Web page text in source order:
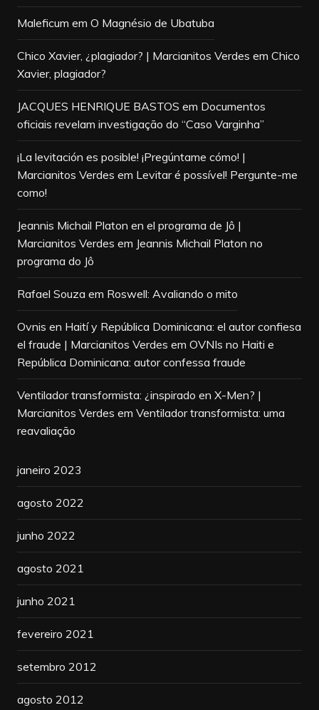
Maleficum em O Magnésio de Ubatuba
Chico Xavier, ¿plagiador? | Marcianitos Verdes em Chico
Xavier, plagiador?
JACQUES HENRIQUE BASTOS em Documentos
oficiais revelam investigação do “Caso Varginha”
¡La levitación es posible! ¡Pregúntame cómo! |
Marcianitos Verdes em Levitar é possível! Pergunte-me
como!
Jeannis Michail Platon en el programa de Jô |
Marcianitos Verdes em Jeannis Michail Platon no
programa do Jô
Rafael Souza em Roswell: Avaliando o mito
Ovnis en Haití y República Dominicana: el autor confiesa
el fraude | Marcianitos Verdes em OVNIs no Haiti e
República Dominicana: autor confessa fraude
Ventilador transformista: ¿inspirado en X-Men? |
Marcianitos Verdes em Ventilador transformista: uma
reavaliação
janeiro 2023
agosto 2022
junho 2022
agosto 2021
junho 2021
fevereiro 2021
setembro 2012
agosto 2012